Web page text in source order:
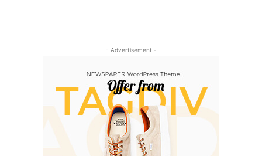
- Advertisement -